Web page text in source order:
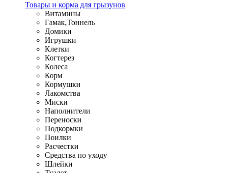
Товары и корма для грызунов
Витамины
Гамак,Тоннель
Домики
Игрушки
Клетки
Когтерез
Колеса
Корм
Кормушки
Лакомства
Миски
Наполнители
Переноски
Подкормки
Поилки
Расчестки
Средства по уходу
Шлейки